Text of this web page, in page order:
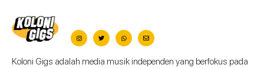
Koloni Gigs adalah media musik independen yang berfokus pada